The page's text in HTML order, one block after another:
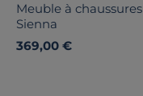
Meuble à chaussures
Sienna
369,00 €